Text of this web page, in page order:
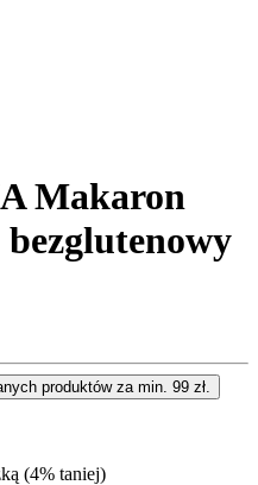
Makaron
produktów za min. 99 zł.
(4% taniej)